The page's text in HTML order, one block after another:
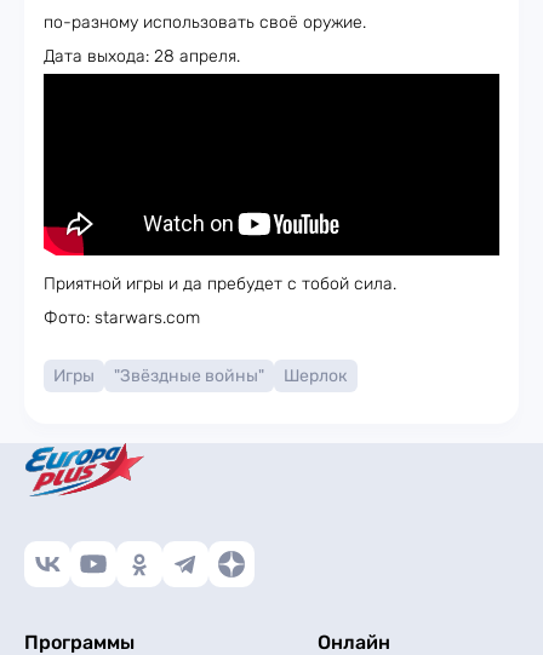
по-разному использовать своё оружие.
Дата выхода: 28 апреля.
Приятной игры и да пребудет с тобой сила.
Фото: starwars.com
Игры "Звёздные войны" Шерлок
Программы Онлайн